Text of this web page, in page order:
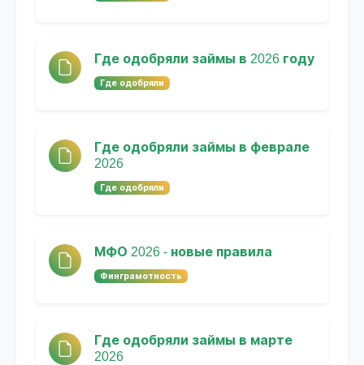
Где одобряли займы в 2026 году
Где одобряли
Где одобряли займы в феврале
2026
Где одобряли
МФО 2026 - новые правила
Финграмотность
Где одобряли займы в марте
2026